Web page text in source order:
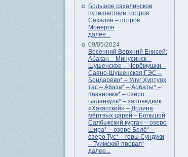
Большое сахалинское
путешествие: остров
Сахалин – остров
Монерон
далее...
09/05/2024
Весенний Верхний Енисей:
Абакан – Минусинск –
Шушенское – Черёмушки –
Саяно-Шушенская ГЭС –
Бондарёво* – Улуг Хуртуях
тас – Абаза* – Арбаты* –
Казановка* – озеро
Баланкуль* – заповедник
«Хакасский» – Долина
мёртвых царей – Большой
Салбыкский курган – озеро
Шира* – озеро Белё* –
озеро Тус* – горы Сундуки
– Туимский провал*
далее...